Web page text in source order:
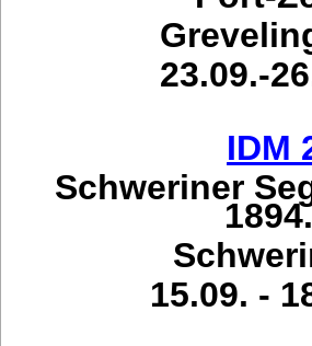
23.09.-
IDM
Schweriner
15.09. -